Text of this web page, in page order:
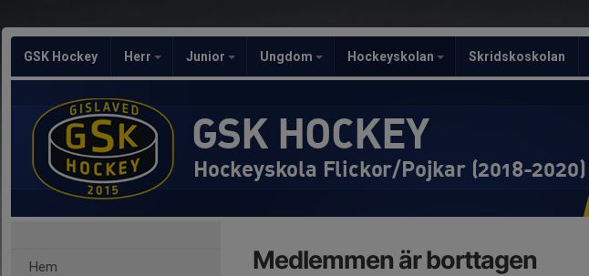
GSK Hockey Herr Junior Ungdom Hockeyskolan Skridskoskolan
GSK HOCKEY
Hockeyskola Flickor/Pojkar (2018-2020)
Hem Medlemmen är borttagen